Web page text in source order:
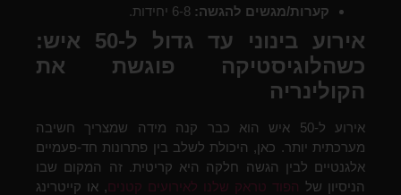
קערות/מגשים להגשה:
אירוע בינוני עד גדול ל-50 איש:
כשהלוגיסטיקה פוגשת את
הקולינריה
אירוע ל-50 איש הוא כבר קנה מידה שמצריך חשיבה
מערכתית יותר. כאן, היכולת לשלב בין פתרונות חד-פעמיים
אלגנטיים לבין הגשה חלקה היא קריטית. זה המקום שבו
הניסיון של הפוד טראק שלנו לאירועים קטנים, או קייטרינג